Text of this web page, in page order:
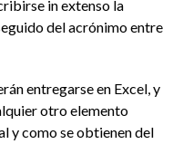
in extenso la
del acrónimo entre
entregarse en Excel, y
otro elemento
y como se obtienen del